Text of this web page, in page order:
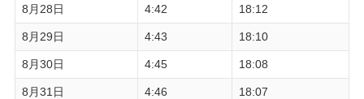
8月28日 4:42 18:12
8月29日 4:43 18:10
8月30日 4:45 18:08
8月31日 4:46 18:07